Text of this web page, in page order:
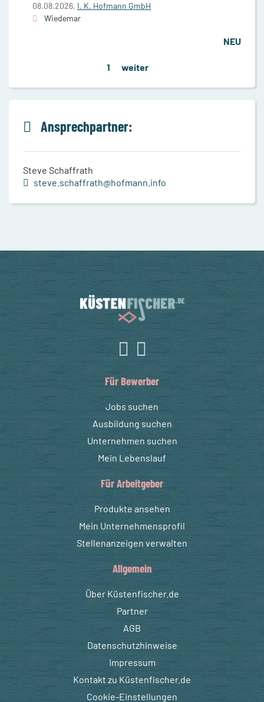
08.08.2026, I. K. Hofmann GmbH
Wiedemar
NEU
1 weiter
Ansprechpartner:
Steve Schaffrath
steve.schaffrath@hofmann.info
Für Bewerber
Jobs suchen
Ausbildung suchen
Unternehmen suchen
Mein Lebenslauf
Für Arbeitgeber
Produkte ansehen
Mein Unternehmensprofil
Stellenanzeigen verwalten
Allgemein
Über Küstenfischer.de
Partner
AGB
Datenschutzhinweise
Impressum
Kontakt zu Küstenfischer.de
Cookie-Einstellungen